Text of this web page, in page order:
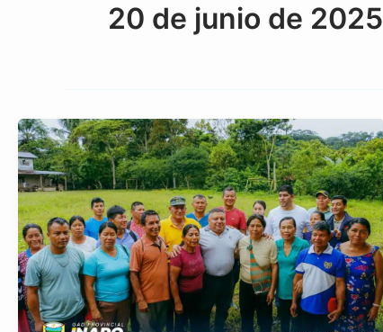
20 de junio de 2025